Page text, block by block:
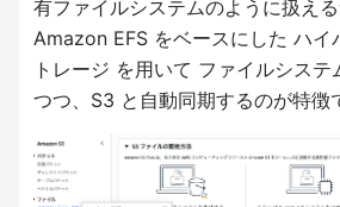
有ファイルシステムのように扱える
Amazon EFS をベースにした ハイ
トレージ を用いて ファイルシス
つつ、S3 と自動同期するのが特徴